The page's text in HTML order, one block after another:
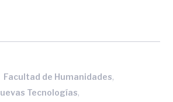
Facultad de Humanidades,
Tecnologías,